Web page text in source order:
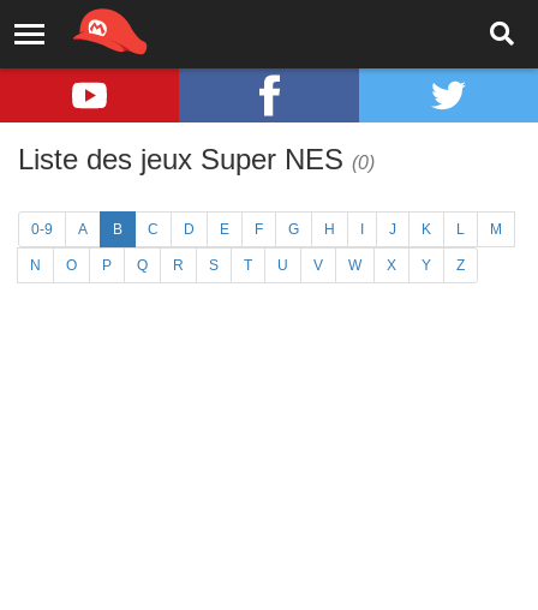
Liste des jeux Super NES (0)
0-9 A B C D E F G H J K L M
N O P Q R S T U V W X Y Z